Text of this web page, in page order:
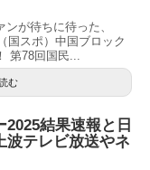
が待ちに待った、
国スポ）中国ブロック
第78回国民...
む
結果速報と日
波テレビ放送やネ